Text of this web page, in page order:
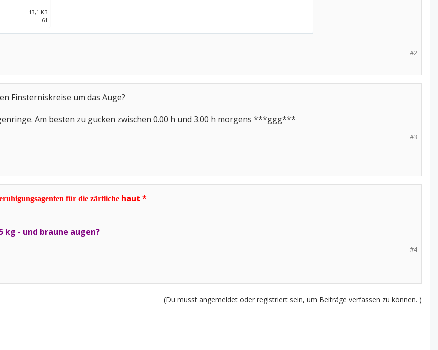
13,1 KB
61
#2
Finsterniskreise um das Auge?
Am besten zu gucken zwischen 0.00 h und 3.00 h morgens ***ggg***
#3
für die zärtliche haut *
kg - und braune augen?
#4
(Du musst angemeldet oder registriert sein, um Beiträge verfassen zu können. )